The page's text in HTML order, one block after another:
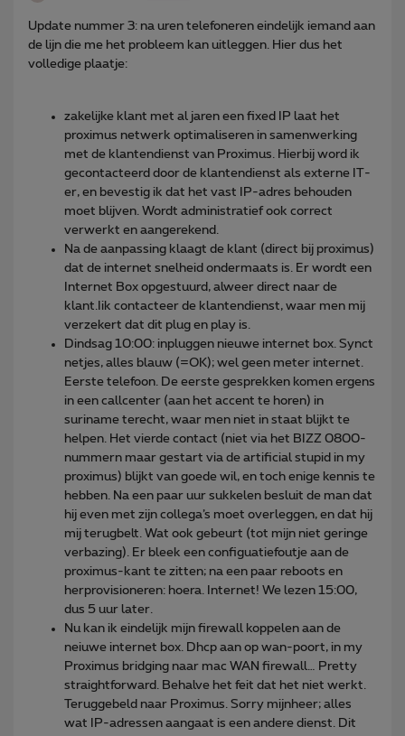
Update nummer 3: na uren telefoneren eindelijk iemand aan
de lijn die me het probleem kan uitleggen. Hier dus het
volledige plaatje:
zakelijke klant met al jaren een fixed IP laat het
proximus netwerk optimaliseren in samenwerking
met de klantendienst van Proximus. Hierbij word ik
gecontacteerd door de klantendienst als externe IT-
er, en bevestig ik dat het vast IP-adres behouden
moet blijven. Wordt administratief ook correct
verwerkt en aangerekend.
Na de aanpassing klaagt de klant (direct bij proximus)
dat de internet snelheid ondermaats is. Er wordt een
Internet Box opgestuurd, alweer direct naar de
klant.Iik contacteer de klantendienst, waar men mij
verzekert dat dit plug en play is.
Dindsag 10:00: inpluggen nieuwe internet box. Synct
netjes, alles blauw (=OK); wel geen meter internet.
Eerste telefoon. De eerste gesprekken komen ergens
in een callcenter (aan het accent te horen) in
suriname terecht, waar men niet in staat blijkt te
helpen. Het vierde contact (niet via het BIZZ 0800-
nummern maar gestart via de artificial stupid in my
proximus) blijkt van goede wil, en toch enige kennis te
hebben. Na een paar uur sukkelen besluit de man dat
hij even met zijn collega’s moet overleggen, en dat hij
mij terugbelt. Wat ook gebeurt (tot mijn niet geringe
verbazing). Er bleek een configuatiefoutje aan de
proximus-kant te zitten; na een paar reboots en
herprovisioneren: hoera. Internet! We lezen 15:00,
dus 5 uur later.
Nu kan ik eindelijk mijn firewall koppelen aan de
neiuwe internet box. Dhcp aan op wan-poort, in my
Proximus bridging naar mac WAN firewall… Pretty
straightforward. Behalve het feit dat het niet werkt.
Teruggebeld naar Proximus. Sorry mijnheer; alles
wat IP-adressen aangaat is een andere dienst. Dit